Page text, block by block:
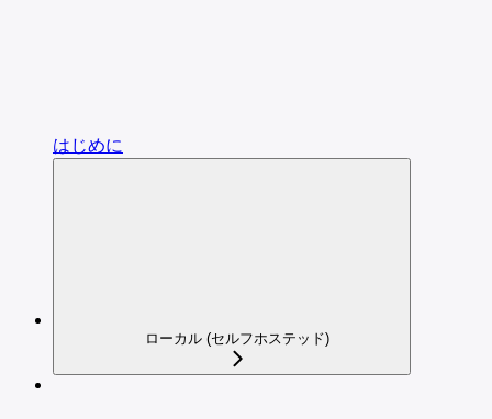
はじめに
ローカル (セルフホステッド)